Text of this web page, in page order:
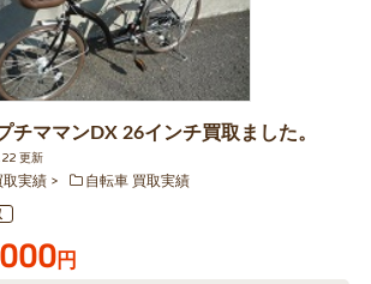
チママンDX 26インチ買取ました。
更新
取実績
自転車 買取実績
円